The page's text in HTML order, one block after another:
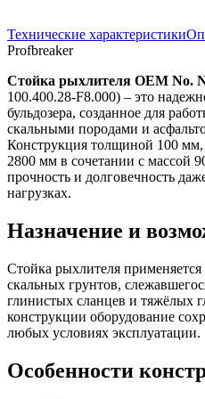
Технические характеристики
Profbreaker
Стойка рыхлителя OEM No.
100.400.28-F8.000) – это
бульдозера, созданное для
скальными породами и
Конструкция толщиной 100
2800 мм в сочетании с массой
прочность и долговечность
нагрузках.
Назначение и
Стойка рыхлителя
скальных грунтов,
глинистых сланцев и тяжёлых
конструкции оборудование
любых условиях эксплуатации.
Особенности